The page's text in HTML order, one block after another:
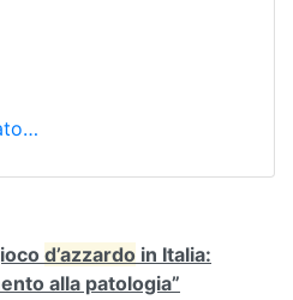
d’azzardo in Italia:
alla patologia”